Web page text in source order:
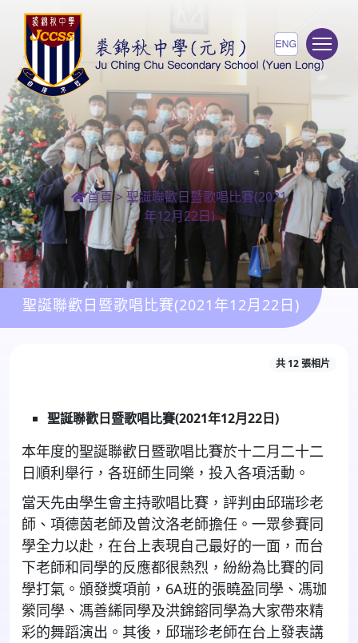
首頁>聖誕聯歡日暨歌唱比賽(2021
年12月22日)
聖誕聯歡日暨歌唱比賽(2021年12月22日)
共 12 張相片
聖誕聯歡日暨歌唱比賽(2021年12月22日)
本年度的聖誕聯歡日暨歌唱比賽於十二月二十二
日順利舉行，各班師生同樂，投入各項活動。
當天先由學生會主持歌唱比賽，評判由邱瑞珍老
師、項德茵老師及曾汶洛老師擔任。一眾參賽同
學全力以赴，在台上表現自己最好的一面，而台
下老師和同學的反應都很熱烈，紛紛為比賽的同
學打氣。頒發獎項前，6A班的張曉盈同學、馮珈
縈同學、馮善絺同學及洪錦鎔同學為大家帶來精
彩的舞蹈演出。其後，邱瑞珍老師在台上發表講